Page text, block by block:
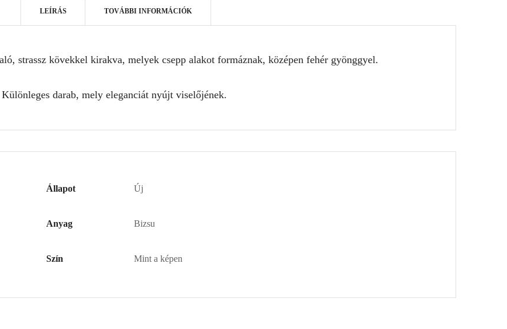
LEÍRÁS TOVÁBBI INFORMÁCIÓK
strassz kövekkel kirakva, melyek csepp alakot formáznak, középen fehér gyönggyel.
Különleges darab, mely eleganciát nyújt viselőjének.
Állapot Új
Anyag Bizsu
Szín Mint a képen